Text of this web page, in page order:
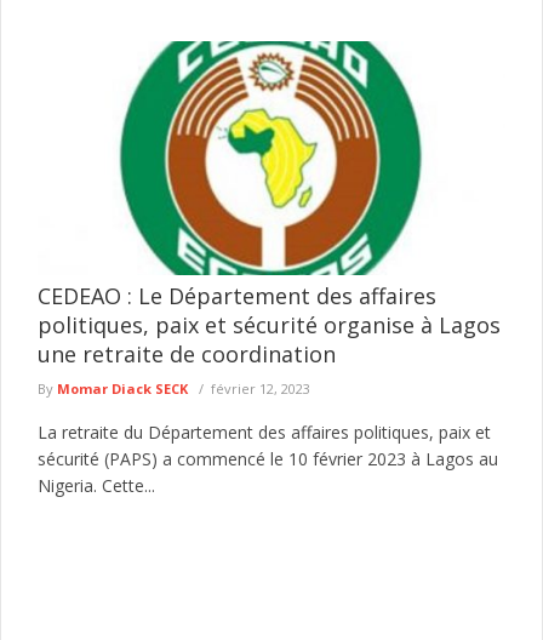
CEDEAO : Le Département des affaires
politiques, paix et sécurité organise à Lagos
une retraite de coordination
By Momar Diack SECK février 12, 2023
La retraite du Département des affaires politiques, paix et
sécurité (PAPS) a commencé le 10 février 2023 à Lagos au
Nigeria. Cette...